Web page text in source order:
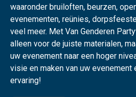
waaronder bruiloften, beurzen,
evenementen, reünies,
veel meer. Met Van Genderen
alleen voor de juiste materialen,
uw evenement naar een hoger
visie en maken van uw evenement
ervaring!